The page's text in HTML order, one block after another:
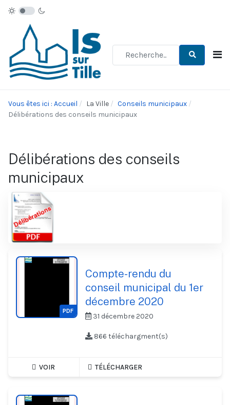
Vous êtes ici : Accueil La Ville
Conseils municipaux
Délibérations des conseils municipaux
Délibérations des conseils
municipaux
PDF
Compte-rendu du
conseil municipal du 1er
décembre 2020
31 décembre 2020
866 téléchargment(s)
VOIR TÉLÉCHARGER